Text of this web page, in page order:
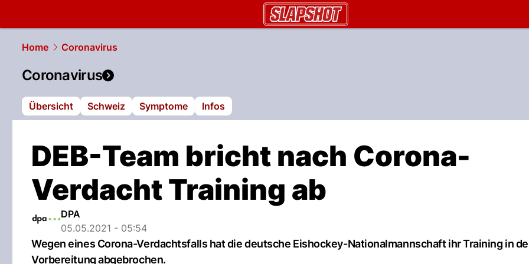
slapshot.NAU.ch
Home
Coronavirus
Coronavirus
Übersicht Schweiz Symptome Infos
DEB-Team bricht nach Corona-
Verdacht Training ab
DPA
05.05.2021 - 05:54
Wegen eines Corona-Verdachtsfalls hat die deutsche Eishockey-Nationalmannschaft ihr Training in
Vorbereitung abgebrochen.